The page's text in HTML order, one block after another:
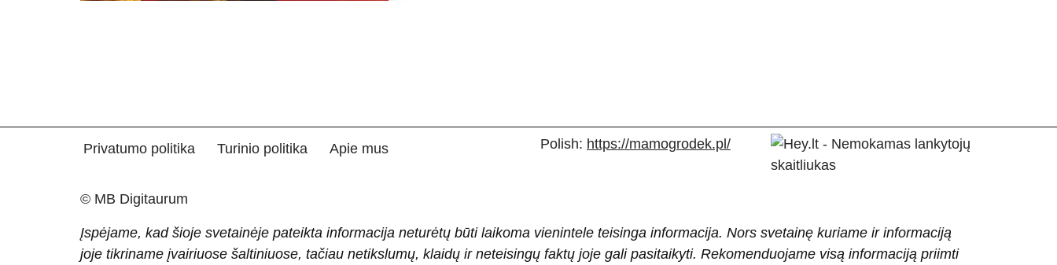
Privatumo politika Turinio politika Apie mus Polish: https://mamogrodek.pl/
© MB Digitaurum
Įspėjame, kad šioje svetainėje pateikta informacija neturėtų būti laikoma vienintele teisinga informacija. Nors svetainę kuriame ir informaciją
joje tikriname įvairiuose šaltiniuose, tačiau netikslumų, klaidų ir neteisingų faktų joje gali pasitaikyti. Rekomenduojame visą informaciją priimti